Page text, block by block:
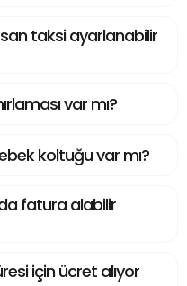
taksi ayarlanabilir
var mı?
koltuğu var mı?
fatura alabilir
için ücret alıyor